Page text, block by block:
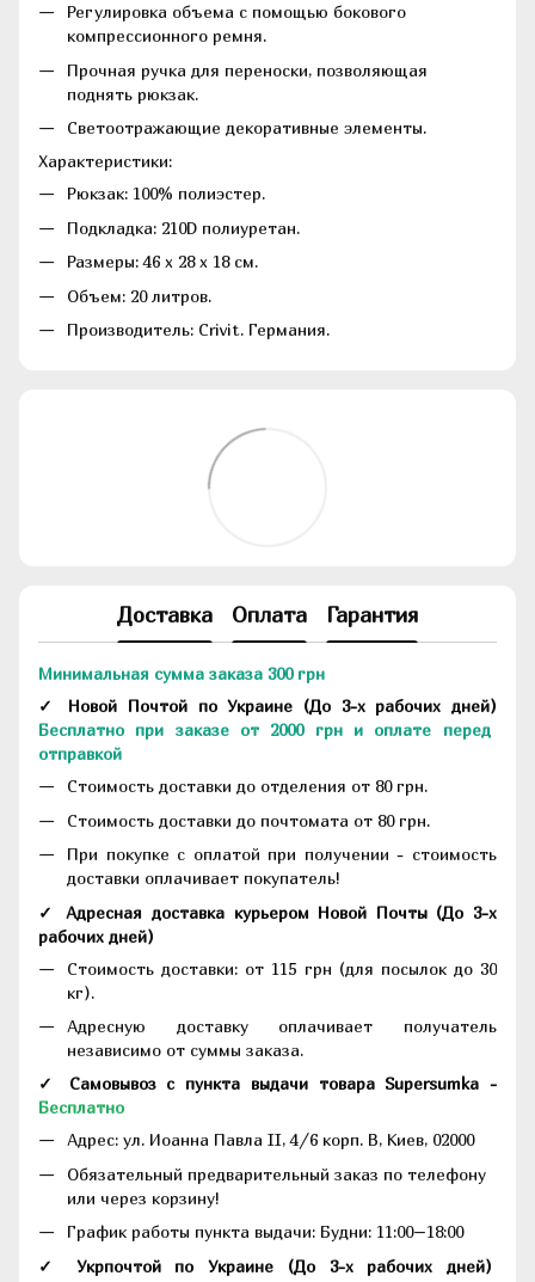
Регулировка объема с помощью бокового
компрессионного ремня.
Прочная ручка для переноски, позволяющая
поднять рюкзак.
Светоотражающие декоративные элементы.
Характеристики:
Рюкзак: 100% полиэстер.
Подкладка: 210D полиуретан.
Размеры: 46 x 28 x 18 см.
Объем: 20 литров.
Производитель: Crivit. Германия.
Доставка Оплата Гарантия
Минимальная сумма заказа 300 грн
✓ Новой Почтой по Украине (До 3-х рабочих дней)
Бесплатно при заказе от 2000 грн и оплате перед
отправкой
Стоимость доставки до отделения от 80 грн.
Стоимость доставки до почтомата от 80 грн.
При покупке с оплатой при получении - стоимость
доставки оплачивает покупатель!
✓ Адресная доставка курьером Новой Почты (До 3-х
рабочих дней)
Стоимость доставки: от 115 грн (для посылок до 30
кг).
Адресную доставку оплачивает получатель
независимо от суммы заказа.
✓ Самовывоз с пункта выдачи товара Supersumka -
Бесплатно
Адрес: ул. Иоанна Павла II, 4/6 корп. В, Киев, 02000
Обязательный предварительный заказ по телефону
или через корзину!
График работы пункта выдачи: Будни: 11:00–18:00
✓ Укрпочтой по Украине (До 3-х рабочих дней)